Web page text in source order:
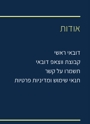
אודות
דובאי ראשי
קבוצת ווצאפ דובאי
תשמרו על קשר
תנאי שימוש ומדיניות פרטיות